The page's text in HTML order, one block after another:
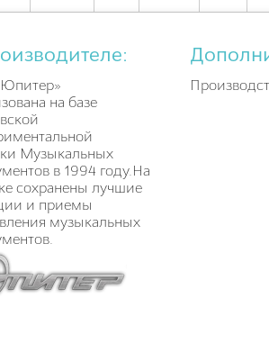
на базе
Музыкальных
в 1994 году.На
сохранены лучшие
и приемы
музыкальных